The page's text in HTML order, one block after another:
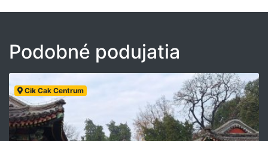
Podobné podujatia
Cik Cak Centrum